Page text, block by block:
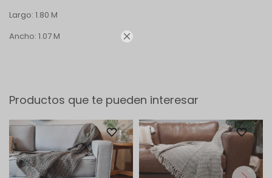

Largo: 1.80 M
Ancho: 1.07 M
Productos que te pueden interesar